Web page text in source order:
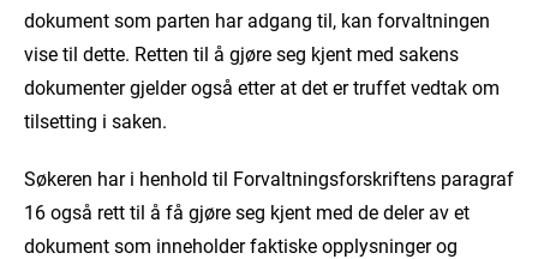
dokument som parten har adgang til, kan forvaltningen
vise til dette. Retten til å gjøre seg kjent med sakens
dokumenter gjelder også etter at det er truffet vedtak om
tilsetting i saken.
Søkeren har i henhold til Forvaltningsforskriftens paragraf
16 også rett til å få gjøre seg kjent med de deler av et
dokument som inneholder faktiske opplysninger og